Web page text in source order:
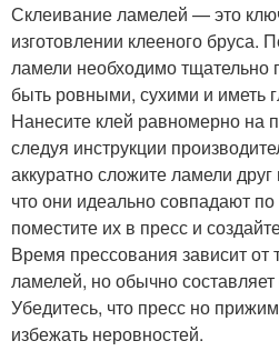
Склеивание ламелей — это
изготовлении клееного бруса.
ламели необходимо тщательно
быть ровными, сухими и иметь
Нанесите клей равномерно на
следуя инструкции
аккуратно сложите ламели
что они идеально совпадают
поместите их в пресс и
Время прессования зависит
ламелей, но обычно составляет
Убедитесь, что пресс но
избежать неровностей.